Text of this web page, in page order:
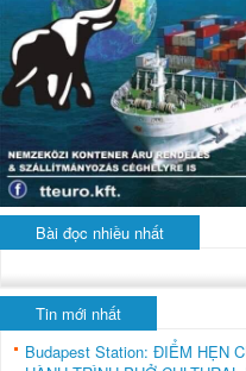
Bài đọc nhiều nhất
Tin mới nhất
Budapest Station: ĐIỂM HẸN